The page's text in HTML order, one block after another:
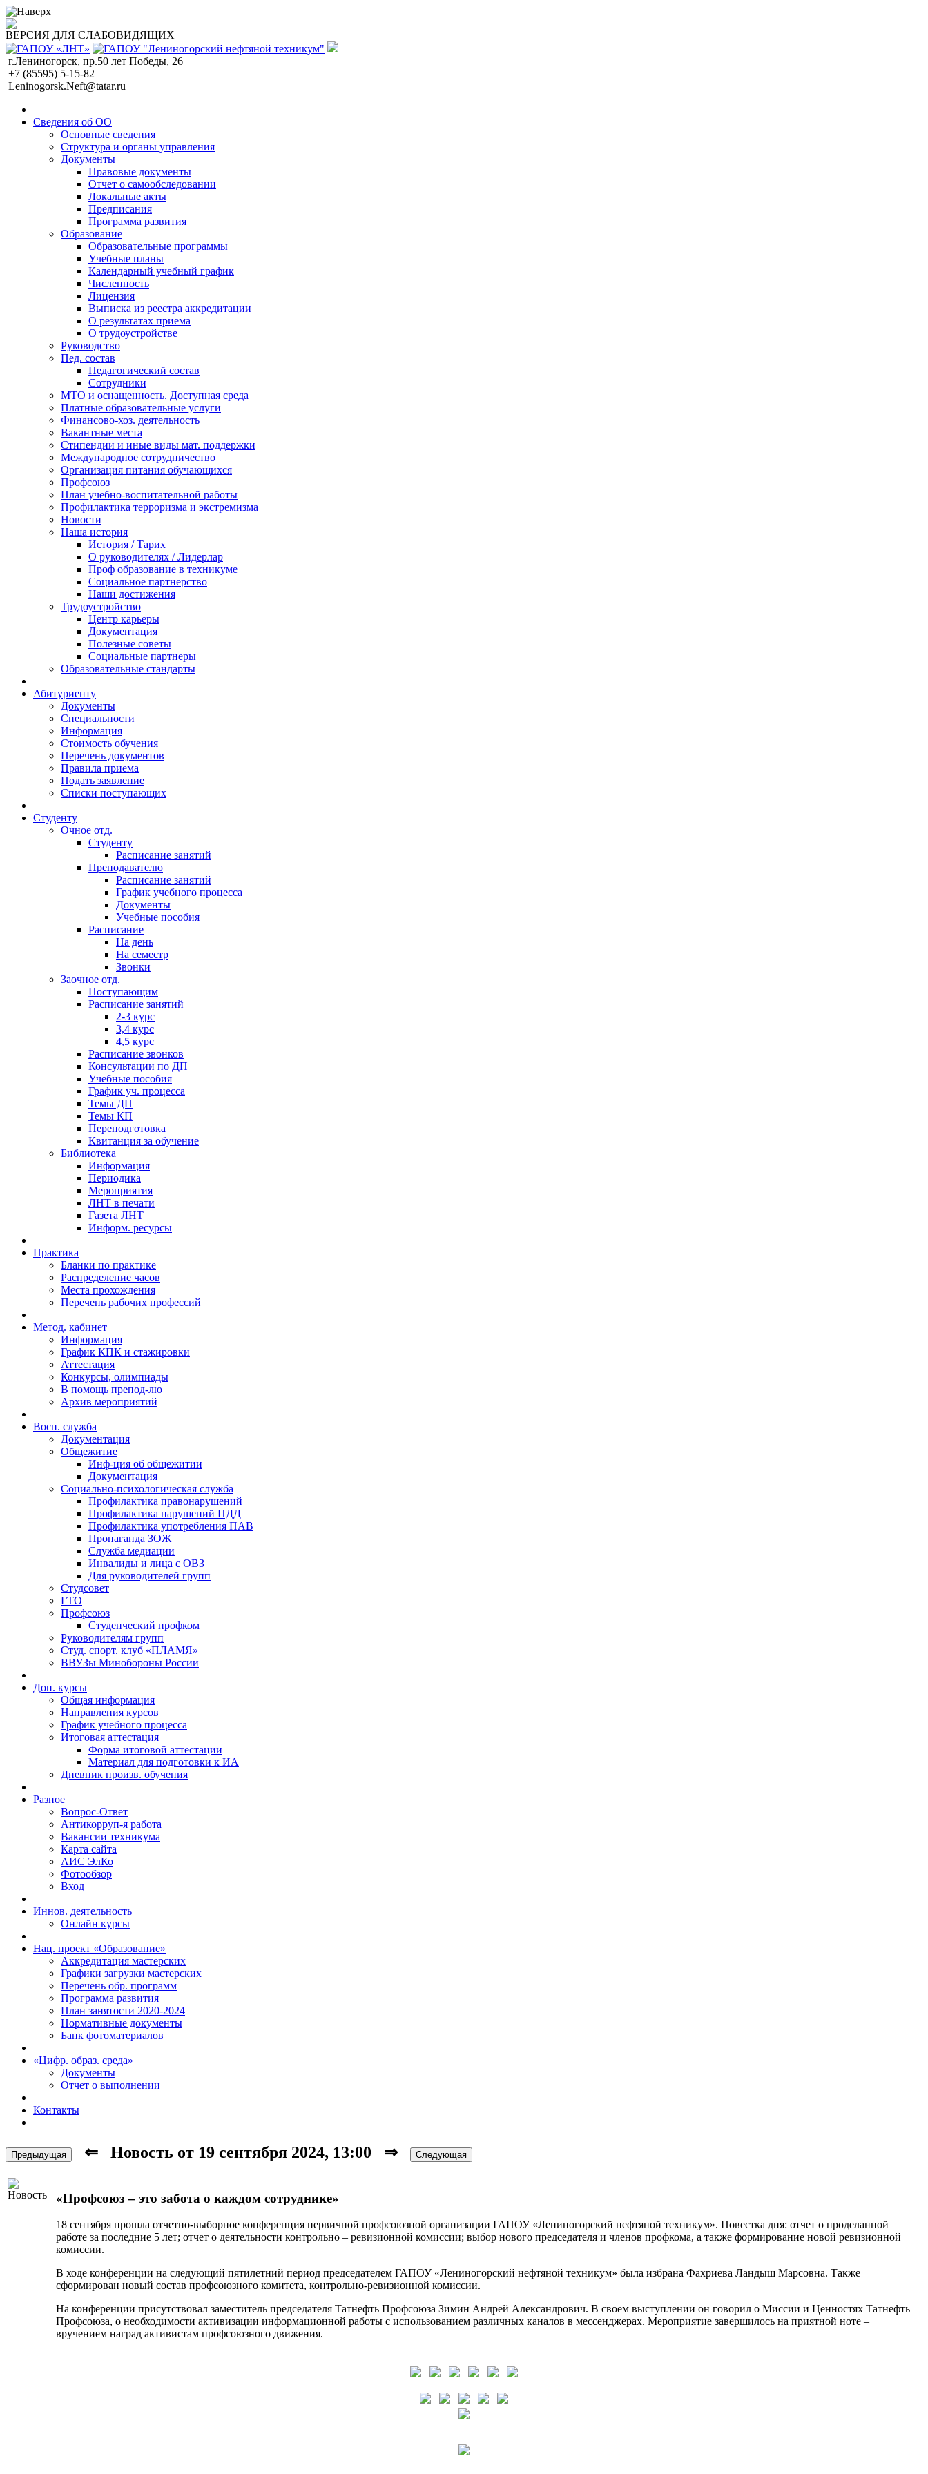
ВЕРСИЯ ДЛЯ СЛАБОВИДЯЩИХ
г.Лениногорск, пр.50 лет Победы, 26
+7 (85595) 5-15-82
Leninogorsk.Neft@tatar.ru
Сведения об ОО
Основные сведения
Структура и органы управления
Документы
Правовые документы
Отчет о самообследовании
Локальные акты
Предписания
Программа развития
Образование
Образовательные программы
Учебные планы
Календарный учебный график
Численность
Лицензия
Выписка из реестра аккредитации
О результатах приема
О трудоустройстве
Руководство
Пед. состав
Педагогический состав
Сотрудники
МТО и оснащенность. Доступная среда
Платные образовательные услуги
Финансово-хоз. деятельность
Вакантные места
Стипендии и иные виды мат. поддержки
Международное сотрудничество
Организация питания обучающихся
Профсоюз
План учебно-воспитательной работы
Профилактика терроризма и экстремизма
Новости
Наша история
История / Тарих
О руководителях / Лидерлар
Проф образование в техникуме
Социальное партнерство
Наши достижения
Трудоустройство
Центр карьеры
Документация
Полезные советы
Социальные партнеры
Образовательные стандарты
Абитуриенту
Документы
Специальности
Информация
Стоимость обучения
Перечень документов
Правила приема
Подать заявление
Списки поступающих
Студенту
Очное отд.
Студенту
Расписание занятий
Преподавателю
Расписание занятий
График учебного процесса
Документы
Учебные пособия
Расписание
На день
На семестр
Звонки
Заочное отд.
Поступающим
Расписание занятий
2-3 курс
3,4 курс
4,5 курс
Расписание звонков
Консультации по ДП
Учебные пособия
График уч. процесса
Темы ДП
Темы КП
Переподготовка
Квитанция за обучение
Библиотека
Информация
Периодика
Мероприятия
ЛНТ в печати
Газета ЛНТ
Информ. ресурсы
Практика
Бланки по практике
Распределение часов
Места прохождения
Перечень рабочих профессий
Метод. кабинет
Информация
График КПК и стажировки
Аттестация
Конкурсы, олимпиады
В помощь препод-лю
Архив мероприятий
Восп. cлужба
Документация
Общежитие
Инф-ция об общежитии
Документация
Социально-психологическая служба
Профилактика правонарушений
Профилактика нарушений ПДД
Профилактика употребления ПАВ
Пропаганда ЗОЖ
Служба медиации
Инвалиды и лица с ОВЗ
Для руководителей групп
Студсовет
ГТО
Профсоюз
Студенческий профком
Руководителям групп
Студ. спорт. клуб «ПЛАМЯ»
ВВУЗы Минобороны России
Доп. курсы
Общая информация
Направления курсов
График учебного процесса
Итоговая аттестация
Форма итоговой аттестации
Материал для подготовки к ИА
Дневник произв. обучения
Разное
Вопрос-Ответ
Антикорруп-я работа
Вакансии техникума
Карта сайта
АИС ЭлКо
Фотообзор
Вход
Иннов. деятельность
Онлайн курсы
Нац. проект «Образование»
Аккредитация мастерских
Графики загрузки мастерских
Перечень обр. программ
Программа развития
План занятости 2020-2024
Нормативные документы
Банк фотоматериалов
«Цифр. образ. среда»
Документы
Отчет о выполнении
Контакты
Предыдущая ⇐ Новость от 19 сентября 2024, 13:00 ⇒ Следующая
«Профсоюз – это забота о каждом сотруднике»
18 сентября прошла отчетно-выборное конференция первичной профсоюзной организации ГАПОУ «Лениногорский нефтяной техникум». Повестка дня: отчет о проделанной
работе за последние 5 лет; отчет о деятельности контрольно – ревизионной комиссии; выбор нового председателя и членов профкома, а также формирование новой ревизионной
комиссии.
В ходе конференции на следующий пятилетний период председателем ГАПОУ «Лениногорский нефтяной техникум» была избрана Фахриева Ландыш Марсовна. Также
сформирован новый состав профсоюзного комитета, контрольно-ревизионной комиссии.
На конференции присутствовал заместитель председателя Татнефть Профсоюза Зимин Андрей Александрович. В своем выступлении он говорил о Миссии и Ценностях Татнефть
Профсоюза, о необходимости активизации информационной работы с использованием различных каналов в мессенджерах. Мероприятие завершилось на приятной ноте –
вручением наград активистам профсоюзного движения.